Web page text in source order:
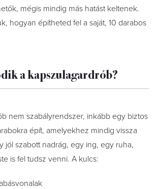
mégis mindig más hatást keltenek.
hogyan építheted fel a saját, 10 darabos
a kapszulagardrób?
nem szabályrendszer, inkább egy biztos
épít, amelyekhez mindig vissza
jól szabott nadrág, egy ing, egy ruha,
is fel tudsz venni. A kulcs: